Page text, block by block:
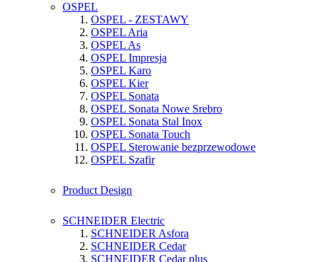
OSPEL
OSPEL - ZESTAWY
OSPEL Aria
OSPEL As
OSPEL Impresja
OSPEL Karo
OSPEL Kier
OSPEL Sonata
OSPEL Sonata Nowe Srebro
OSPEL Sonata Stal Inox
OSPEL Sonata Touch
OSPEL Sterowanie bezprzewodowe
OSPEL Szafir
Product Design
SCHNEIDER Electric
SCHNEIDER Asfora
SCHNEIDER Cedar
SCHNEIDER Cedar plus